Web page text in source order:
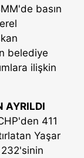
basın
belediye
ilişkin
AYRILDI
411
Yaşar